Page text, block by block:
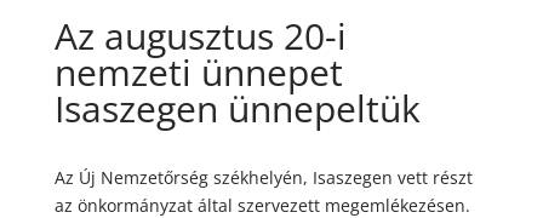
Az augusztus 20-i
nemzeti ünnepet
Isaszegen ünnepeltük
Az Új Nemzetőrség székhelyén, Isaszegen vett részt
az önkormányzat által szervezett megemlékezésen.